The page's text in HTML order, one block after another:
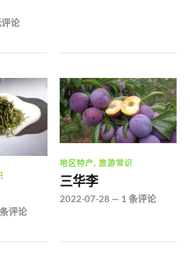
论
评论
地区特产,旅游常识
三华李
2022-07-28 — 1 条评论